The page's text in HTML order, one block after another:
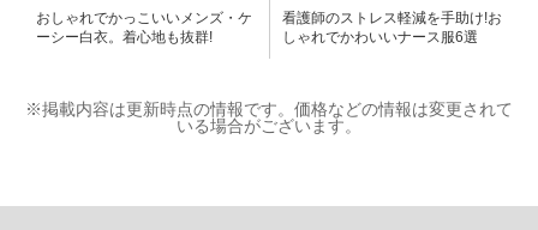
おしゃれでかっこいいメンズ・ケ
ーシー白衣。着心地も抜群!
看護師のストレス軽減を手助け!お
しゃれでかわいいナース服6選
※掲載内容は更新時点の情報です。価格などの情報は変更されて
いる場合がございます。